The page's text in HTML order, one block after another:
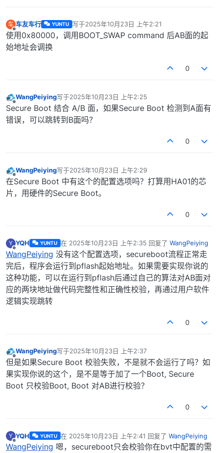
车
离线
车友车行 YUNTU 写于2025年10月23日 上午2:21
最后由 编辑
使用0x80000，调用BOOT_SWAP command 后AB面的起
始地址会调换
0
离线
WangPeiying写于2025年10月23日 上午2:25
最后由 编辑
Secure Boot 结合 A/B 面，如果Secure Boot 检测到A面有
错误，可以跳转到B面吗？
0
离线
WangPeiying写于2025年10月23日 上午2:29
最后由 编辑
在Secure Boot 中有这个的配置选项吗？打算用HA01的芯
片，用硬件的Secure Boot。
0
Y
离线
YQH YUNTU 在 2025年10月23日 上午2:35 回复了 WangPeiying
最后由 编辑
WangPeiying 没有这个配置选项，secureboot流程正常走
完后，程序会运行到pflash起始地址。如果需要实现你说的
这种功能，可以在运行到pflash后通过自己的算法对AB面对
应的两块地址做代码完整性和正确性校验，再通过用户软件
逻辑实现跳转
0
离线
WangPeiying写于2025年10月23日 上午2:37
最后由 编辑
但是如果Secure Boot 校验失败，不是就不会运行了吗？如
果实现你说的这个，是不是等于加了一个Boot, Secure
Boot 只校验Boot, Boot 对AB进行校验？
0
Y
离线
YQH YUNTU 在 2025年10月23日 上午2:41 回复了 WangPeiying
最后由 编辑
WangPeiying 嗯，secureboot只会校验你在bvt中配置的需